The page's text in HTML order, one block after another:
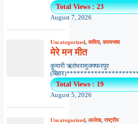
Total Views : 23
August 7, 2026
Uncategorized,कविता,काव्यभाषा
मेरे मन मीत
कुमारी ऋतंभरामुजफ्फरपुर
Total Views : 19
August 5, 2026
Uncategorized, आलेख,राष्ट्रीय